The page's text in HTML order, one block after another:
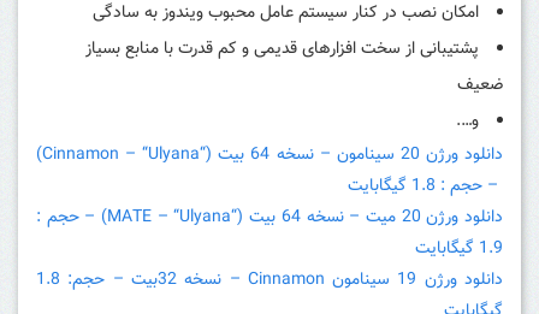
امکان نصب در کنار سیستم عامل محبوب ویندوز به سادگی
پشتیبانی از سخت افزارهای قدیمی و کم قدرت با منابع بسیاز
ضعیف
و….
دانلود ورژن 20 سینامون – نسخه 64 بیت (“
Cinnamon – “Ulyana)
– حجم : 1.8 گیگابایت
دانلود ورژن 20 میت – نسخه 64 بیت (“MATE – “Ulyana) – حجم :
1.9 گیگابایت
دانلود ورژن 19 سینامون Cinnamon – نسخه 32بیت – حجم: 1.8